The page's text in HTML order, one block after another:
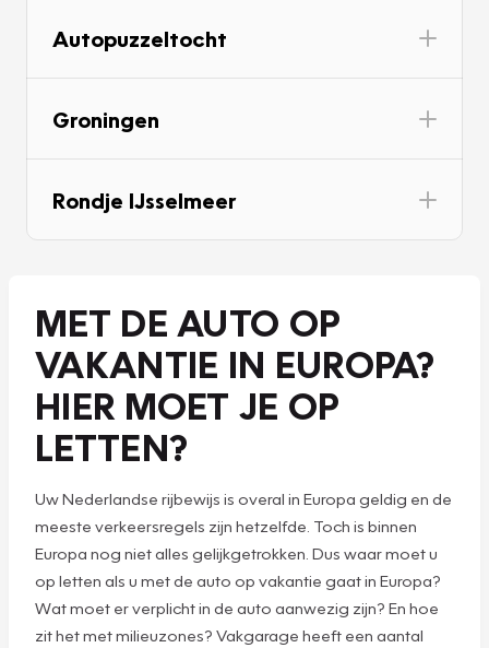
Autopuzzeltocht
Groningen
Rondje IJsselmeer
MET DE AUTO OP
VAKANTIE IN EUROPA?
HIER MOET JE OP
LETTEN?
Uw Nederlandse rijbewijs is overal in Europa geldig en de
meeste verkeersregels zijn hetzelfde. Toch is binnen
Europa nog niet alles gelijkgetrokken. Dus waar moet u
op letten als u met de auto op vakantie gaat in Europa?
Wat moet er verplicht in de auto aanwezig zijn? En hoe
zit het met milieuzones? Vakgarage heeft een aantal